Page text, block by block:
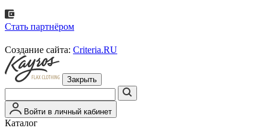
Стать партнёром
Создание сайта: Criteria.RU
Закрыть
Войти в личный кабинет
Каталог